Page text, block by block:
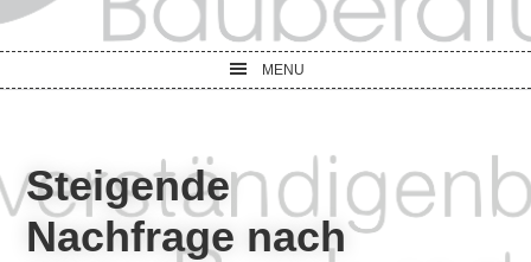
MENU
Steigende
Nachfrage nach